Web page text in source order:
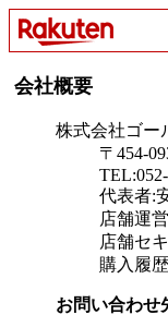
会社概要
株式会社ゴー
〒454-
代表者:
店舗運
店舗セ
購入履
お問い合わせ